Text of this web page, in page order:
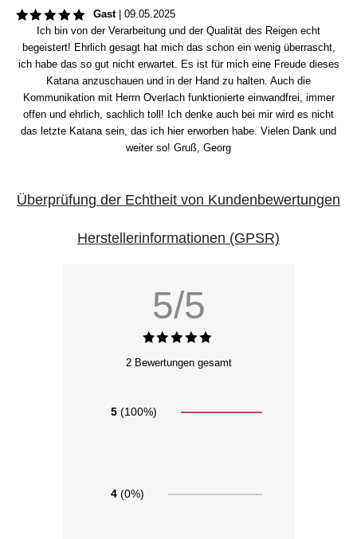
Gast| 09.05.2025
Ich bin von der Verarbeitung und der Qualität des Reigen echt
begeistert! Ehrlich gesagt hat mich das schon ein wenig überrascht,
ich habe das so gut nicht erwartet. Es ist für mich eine Freude dieses
Katana anzuschauen und in der Hand zu halten. Auch die
Kommunikation mit Herrn Overlach funktionierte einwandfrei, immer
offen und ehrlich, sachlich toll! Ich denke auch bei mir wird es nicht
das letzte Katana sein, das ich hier erworben habe. Vielen Dank und
weiter so! Gruß, Georg
Überprüfung der Echtheit von Kundenbewertungen
Herstellerinformationen (GPSR)
5/5
2 Bewertungen gesamt
5 (100%)
4 (0%)